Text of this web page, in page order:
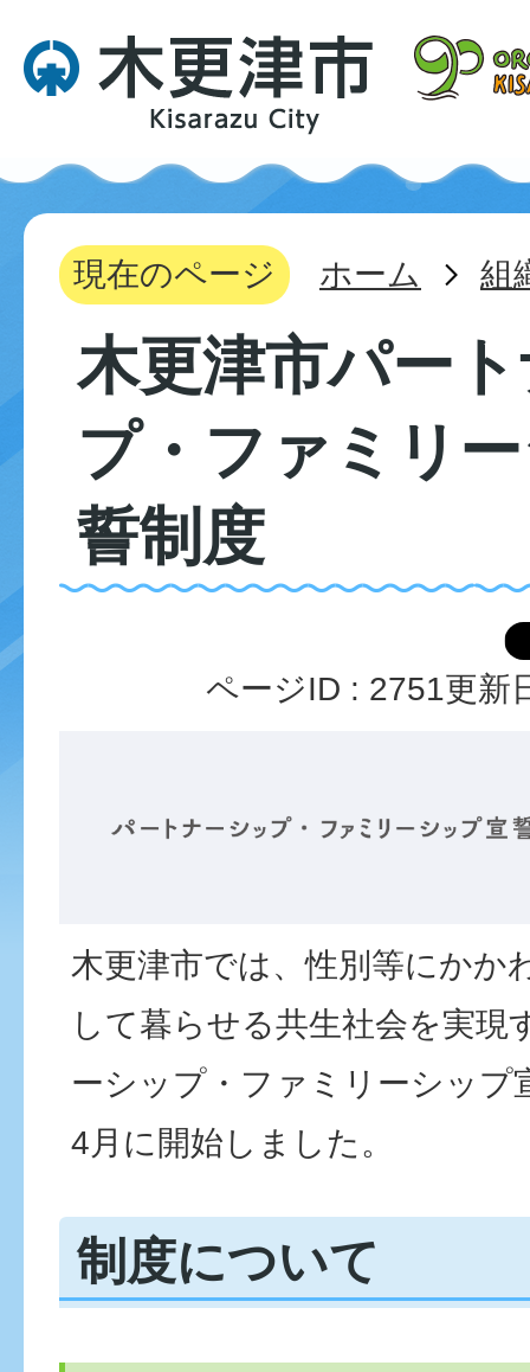
現在のページ ホーム 組
木更津市パー
プ・ファミリ
誓制度
ページID : 2751更新
木更津市では、性別等にかか
して暮らせる共生社会を実現
ーシップ・ファミリーシップ
4月に開始しました。
制度について